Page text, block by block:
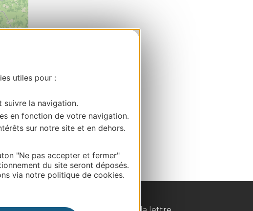
utiles pour :
suivre la navigation.
en fonction de votre navigation.
sur notre site et en dehors.
"Ne pas accepter et fermer"
du site seront déposés.
via notre politique de cookies.